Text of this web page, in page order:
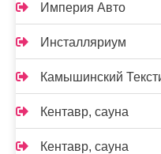
Империя Авто
Инсталляриум
Камышинский
Кентавр, сауна
Кентавр, сауна